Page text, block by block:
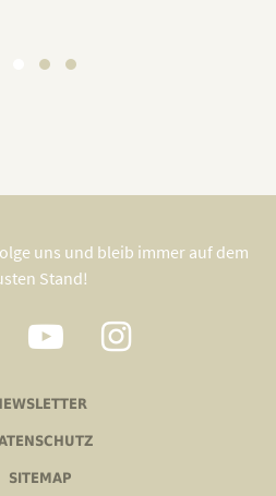
uns und bleib immer auf dem
Stand!
SITEMAP